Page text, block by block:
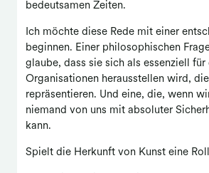
bedeutsamen Zeiten.
Ich möchte diese Rede mit einer
beginnen. Einer philosophischen
glaube, dass sie sich als essenziell für
Organisationen herausstellen wird,
repräsentieren. Und eine, die, wenn
niemand von uns mit absoluter
kann.
Spielt die Herkunft von Kunst eine